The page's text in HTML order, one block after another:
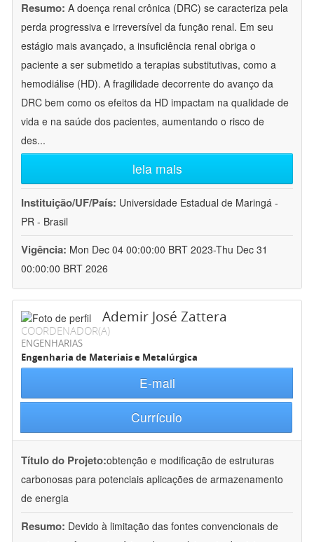
Resumo: A doença renal crônica (DRC) se caracteriza pela
perda progressiva e irreversível da função renal. Em seu
estágio mais avançado, a insuficiência renal obriga o
paciente a ser submetido a terapias substitutivas, como a
hemodiálise (HD). A fragilidade decorrente do avanço da
DRC bem como os efeitos da HD impactam na qualidade de
vida e na saúde dos pacientes, aumentando o risco de
des...
leia mais
Instituição/UF/País: Universidade Estadual de Maringá -
PR - Brasil
Vigência: Mon Dec 04 00:00:00 BRT 2023-Thu Dec 31
00:00:00 BRT 2026
Ademir José Zattera
COORDENADOR(A)
ENGENHARIAS
Engenharia de Materiais e Metalúrgica
E-mail
Currículo
Título do Projeto:obtenção e modificação de estruturas
carbonosas para potenciais aplicações de armazenamento
de energia
Resumo: Devido à limitação das fontes convencionais de